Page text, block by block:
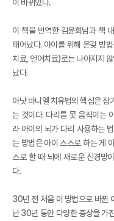
이 바뀌었다.
이 책을 번역한 김윤희님과 책
태어났다. 아이를 위해 온갖 방
치료, 언어치료)로는 나아지지
났다.
아낫 바니엘 치유법의 핵심은 잠
는 것이다. 다리를 못 움직이는
라 아이의 뇌가 다리 사용하는
는 방법은 아이 스스로 하는 게
스로 할 때 뇌에 새로운 신경망
다.
30년 전 처음 이 방법으로 바뀐
난 30년 동안 다양한 증상을 가